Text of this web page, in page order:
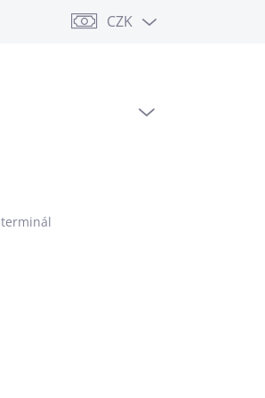
CZK
terminál